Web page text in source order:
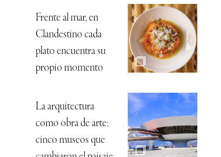
Frente al mar, en
Clandestino cada
plato encuentra su
propio momento
La arquitectura
como obra de arte:
cinco museos que